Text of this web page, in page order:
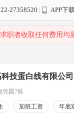
27358520 | APP下
职者收取任何费用
技蛋白线有限公司
凭园7栋
加班工资
年底